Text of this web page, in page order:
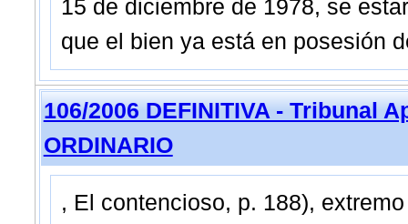
15 de diciembre de 1978, se
que el bien ya está en posesión
106/2006 DEFINITIVA - Tribunal
ORDINARIO
, El contencioso, p. 188),